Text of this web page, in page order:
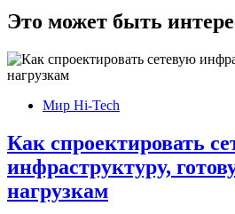
Это может быть
Мир Hi-Tech
Как спроектировать
инфраструктуру,
нагрузкам